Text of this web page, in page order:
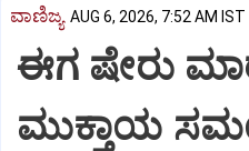
ವಾಣಿಜ್ಯ AUG 6, 2026, 7:52 AM IST
ಈಗ ಷೇರು
ಮುಕ್ತಾಯ